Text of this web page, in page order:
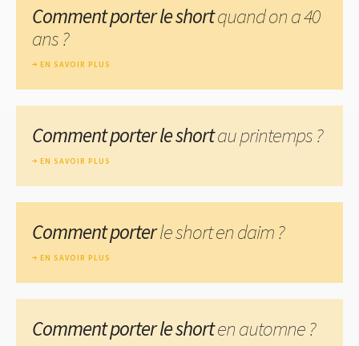
Comment porter le shortquand on a 40
ans ?
EN SAVOIR PLUS
Comment porter le shortau printemps ?
EN SAVOIR PLUS
Comment porterle short en daim ?
EN SAVOIR PLUS
Comment porter le shorten automne ?